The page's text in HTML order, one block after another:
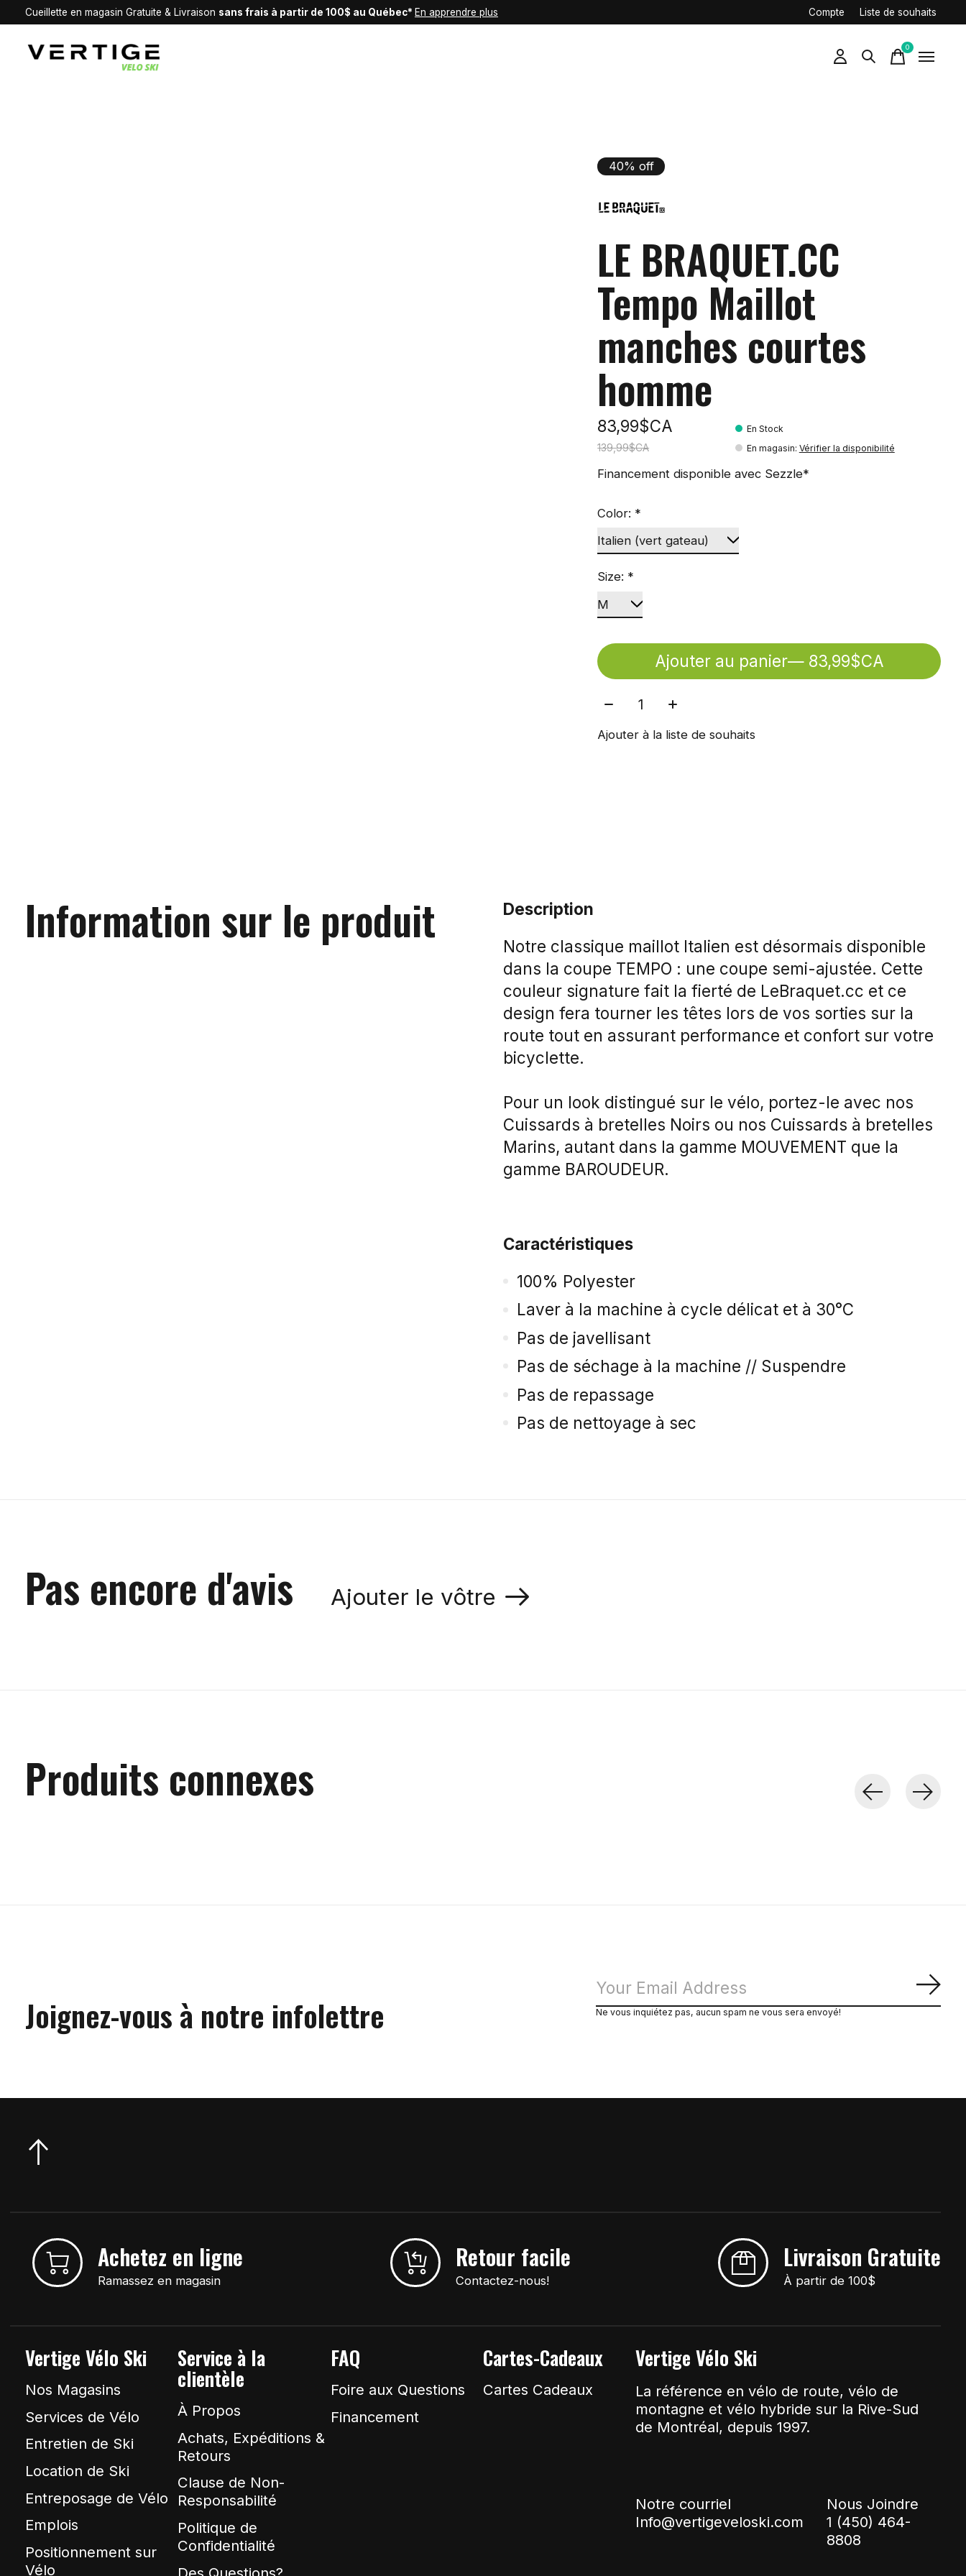
Cueillette en magasin Gratuite & Livraison sans frais à partir de 100$ au Québec* En apprendre plus Compte Liste de souhaits
0items
40% off
LE BRAQUET.CC
Tempo Maillot
manches courtes
homme
83,99$CA
139,99$CA
En Stock
En magasin: Vérifier la disponibilité
Financement disponible avec Sezzle*
Color: *
Size: *
Ajouter au panier
— 83,99$CA
Quantité:
Ajouter à la liste de souhaits
Information sur le produit
Description
Notre classique maillot Italien est désormais disponible
dans la coupe TEMPO : une coupe semi-ajustée. Cette
couleur signature fait la fierté de LeBraquet.cc et ce
design fera tourner les têtes lors de vos sorties sur la
route tout en assurant performance et confort sur votre
bicyclette.
Pour un look distingué sur le vélo, portez-le avec nos
Cuissards à bretelles Noirs ou nos Cuissards à bretelles
Marins, autant dans la gamme MOUVEMENT que la
gamme BAROUDEUR.
Caractéristiques
100% Polyester
Laver à la machine à cycle délicat et à 30°C
Pas de javellisant
Pas de séchage à la machine // Suspendre
Pas de repassage
Pas de nettoyage à sec
Pas encore d'avis Ajouter le vôtre
Produits connexes
Joignez-vous à notre infolettre Ne vous inquiétez pas, aucun spam ne vous sera envoyé!
Achetez en ligne
Ramassez en magasin
Retour facile
Contactez-nous!
Livraison Gratuite
À partir de 100$
Vertige Vélo Ski
Nos Magasins
Services de Vélo
Entretien de Ski
Location de Ski
Entreposage de Vélo
Emplois
Positionnement sur
Vélo
Service à la
clientèle
À Propos
Achats, Expéditions &
Retours
Clause de Non-
Responsabilité
Politique de
Confidentialité
FAQ
Foire aux Questions
Financement
Cartes-Cadeaux
Cartes Cadeaux
Vertige Vélo Ski
La référence en vélo de route, vélo de
montagne et vélo hybride sur la Rive-Sud
de Montréal, depuis 1997.
Notre courriel
Info@vertigeveloski.com
Nous Joindre
1 (450) 464-
8808